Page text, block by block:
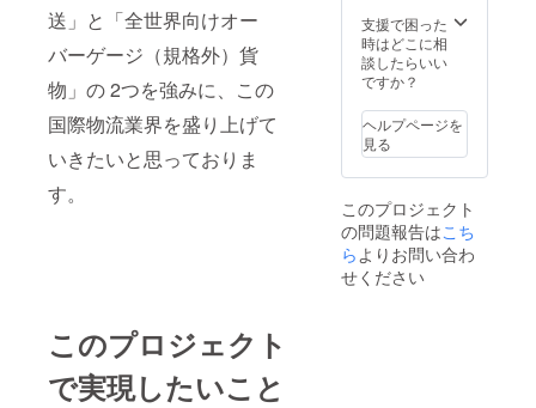
送」と「全世界向けオー
バーゲージ（規格外）貨
物」の 2つを強みに、この
国際物流業界を盛り上げて
いきたいと思っておりま
す。
このプロジェクト
で実現したいこと
支援で困った
時はどこに相
談したらいい
ですか？
ヘルプページを
見る
このプロジェクト
の問題報告はこち
ら よりお問い合わ
せください